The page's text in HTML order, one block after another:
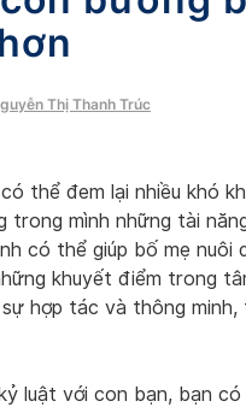
Thị Thanh Trúc
thể đem lại nhiều khó
trong mình những tài
có thể giúp bố mẹ nuôi
khuyết điểm trong
hợp tác và thông minh,
luật với con bạn, bạn